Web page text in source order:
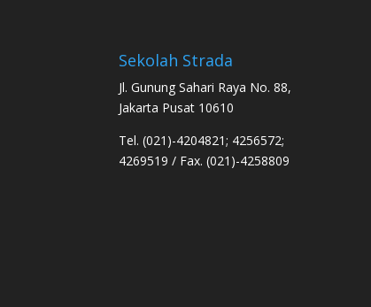
Sekolah Strada
Jl. Gunung Sahari Raya No. 88,
Jakarta Pusat 10610
Tel. (021)-4204821; 4256572;
4269519 / Fax. (021)-4258809